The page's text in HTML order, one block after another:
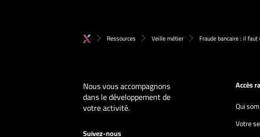
Ressources Veille métier Fraude bancaire : il
Nous vous accompagnons
dans le développement de
votre activité.
Suivez-nous
Accès
Qui
Votre